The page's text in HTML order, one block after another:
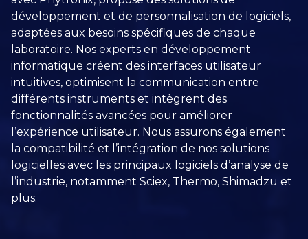
développement et de personnalisation de logiciels,
adaptées aux besoins spécifiques de chaque
laboratoire. Nos experts en développement
informatique créent des interfaces utilisateur
intuitives, optimisent la communication entre
différents instruments et intègrent des
fonctionnalités avancées pour améliorer
l’expérience utilisateur. Nous assurons également
la compatibilité et l’intégration de nos solutions
logicielles avec les principaux logiciels d’analyse de
l’industrie, notamment Sciex, Thermo, Shimadzu et
plus.